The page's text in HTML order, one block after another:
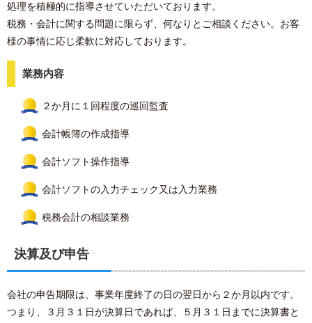
処理を積極的に指導させていただいております。
税務・会計に関する問題に限らず、何なりとご相談ください。お客
様の事情に応じ柔軟に対応しております。
業務内容
２か月に１回程度の巡回監査
会計帳簿の作成指導
会計ソフト操作指導
会計ソフトの入力チェック又は入力業務
税務会計の相談業務
決算及び申告
会社の申告期限は、事業年度終了の日の翌日から２か月以内です。
つまり、３月３１日が決算日であれば、５月３１日までに決算書と